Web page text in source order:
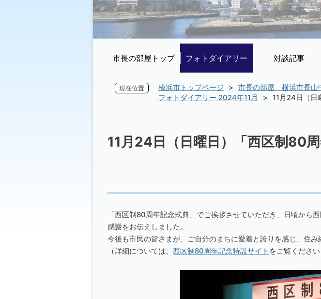
市長の部屋トップ フォトダイアリー 対談記事
現在位置 横浜市トップページ 市長の部屋 横浜市長山
フォトダイアリー 2024年11月
11月24日（日
11月24日（日曜日）「西区制80
「西区制80周年記念式典」でご挨拶させていただき、日頃から
感謝をお伝えしました。
今後も市民の皆さまが、ご自分のまちに愛着と誇りを感じ、住
（詳細については、 西区制80周年記念特設サイト をご覧ください